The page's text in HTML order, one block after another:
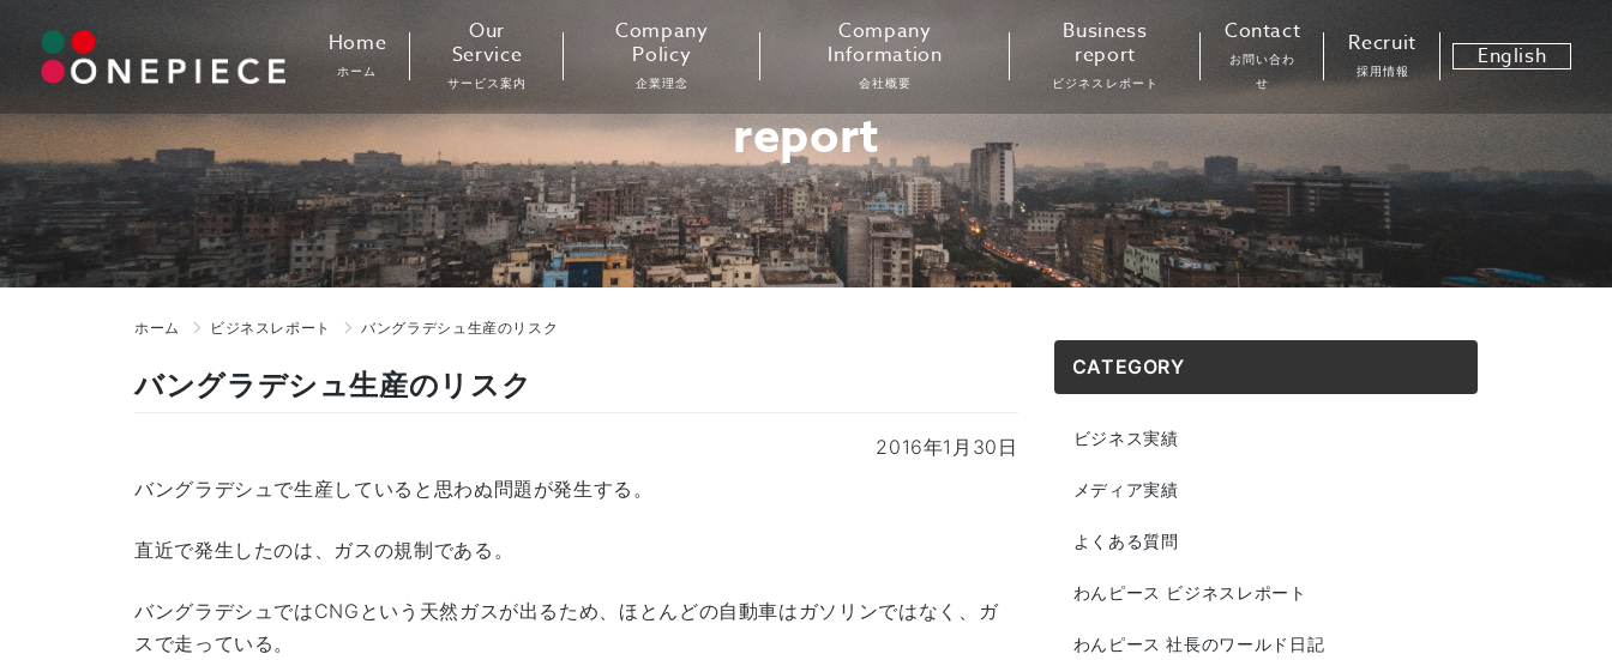
content
Home
ホーム
Our
Service
サービス案内
Company
Policy
企業理念
Company
Information
会社概要
Business
report
ビジネスレポート
Contact
お問い合わ
せ
Recruit
採用情報 English
report
ホーム ビジネスレポート バングラデシュ生産のリスク
バングラデシュ生産のリスク
2016年1月30日
バングラデシュで生産していると思わぬ問題が発生する。
直近で発生したのは、ガスの規制である。
バングラデシュではCNGという天然ガスが出るため、ほとんどの自動車はガソリンではなく、ガ
スで走っている。
CATEGORY
ビジネス実績
メディア実績
よくある質問
わんピース ビジネスレポート
わんピース 社長のワールド日記